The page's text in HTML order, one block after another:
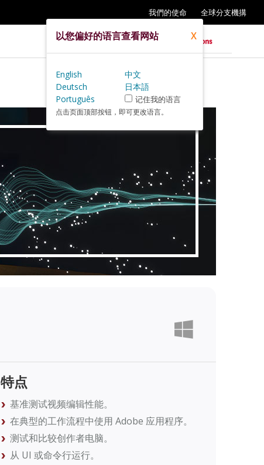
我們的使命 全球分支機搆
特点
基准测试视频编辑性能。
在典型的工作流程中使用 Adobe 应用程序。
测试和比较创作者电脑。
从 UI 或命令行运行。
以您偏好的语言查看网站 X
English
中文
Deutsch
日本語
Português
记住我的语言
点击页面顶部按钮，即可更改语言。